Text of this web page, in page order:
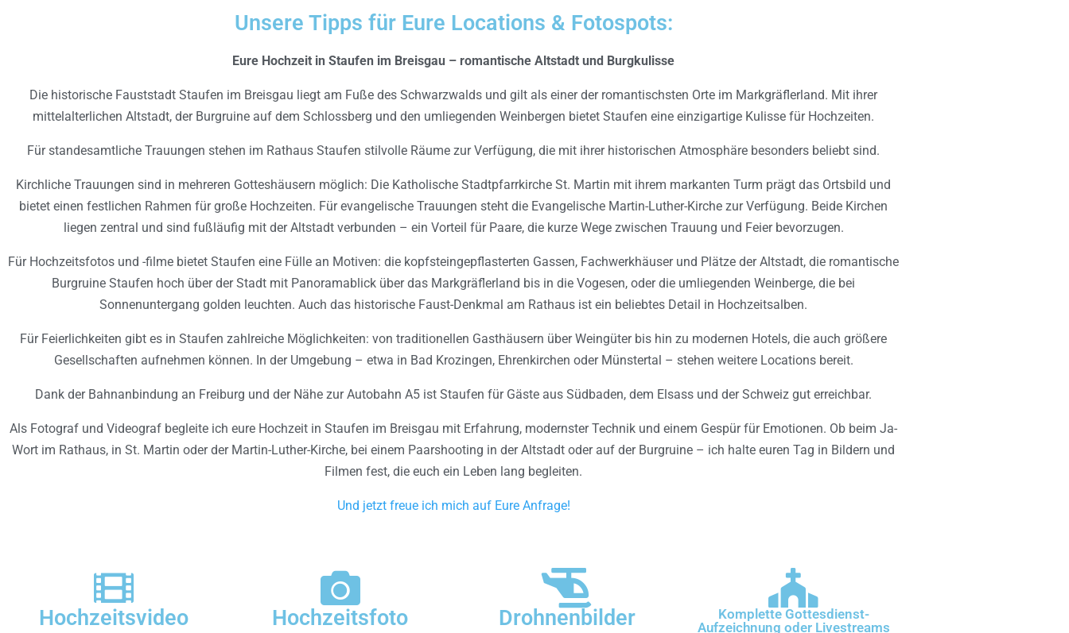
Unsere Tipps für Eure Locations & Fotospots:
Eure Hochzeit in Staufen im Breisgau – romantische Altstadt und Burgkulisse
Die historische Fauststadt Staufen im Breisgau liegt am Fuße des Schwarzwalds und gilt als einer der romantischsten Orte im Markgräflerland. Mit ihrer
mittelalterlichen Altstadt, der Burgruine auf dem Schlossberg und den umliegenden Weinbergen bietet Staufen eine einzigartige Kulisse für Hochzeiten.
Für standesamtliche Trauungen stehen im Rathaus Staufen stilvolle Räume zur Verfügung, die mit ihrer historischen Atmosphäre besonders beliebt sind.
Kirchliche Trauungen sind in mehreren Gotteshäusern möglich: Die Katholische Stadtpfarrkirche St. Martin mit ihrem markanten Turm prägt das Ortsbild und
bietet einen festlichen Rahmen für große Hochzeiten. Für evangelische Trauungen steht die Evangelische Martin-Luther-Kirche zur Verfügung. Beide Kirchen
liegen zentral und sind fußläufig mit der Altstadt verbunden – ein Vorteil für Paare, die kurze Wege zwischen Trauung und Feier bevorzugen.
Für Hochzeitsfotos und -filme bietet Staufen eine Fülle an Motiven: die kopfsteingepflasterten Gassen, Fachwerkhäuser und Plätze der Altstadt, die romantische
Burgruine Staufen hoch über der Stadt mit Panoramablick über das Markgräflerland bis in die Vogesen, oder die umliegenden Weinberge, die bei
Sonnenuntergang golden leuchten. Auch das historische Faust-Denkmal am Rathaus ist ein beliebtes Detail in Hochzeitsalben.
Für Feierlichkeiten gibt es in Staufen zahlreiche Möglichkeiten: von traditionellen Gasthäusern über Weingüter bis hin zu modernen Hotels, die auch größere
Gesellschaften aufnehmen können. In der Umgebung – etwa in Bad Krozingen, Ehrenkirchen oder Münstertal – stehen weitere Locations bereit.
Dank der Bahnanbindung an Freiburg und der Nähe zur Autobahn A5 ist Staufen für Gäste aus Südbaden, dem Elsass und der Schweiz gut erreichbar.
Als Fotograf und Videograf begleite ich eure Hochzeit in Staufen im Breisgau mit Erfahrung, modernster Technik und einem Gespür für Emotionen. Ob beim Ja-
Wort im Rathaus, in St. Martin oder der Martin-Luther-Kirche, bei einem Paarshooting in der Altstadt oder auf der Burgruine – ich halte euren Tag in Bildern und
Filmen fest, die euch ein Leben lang begleiten.
Und jetzt freue ich mich auf Eure Anfrage!
Hochzeitsvideo Hochzeitsfoto Drohnenbilder
Komplette Gottesdienst-
Aufzeichnung oder Livestreams